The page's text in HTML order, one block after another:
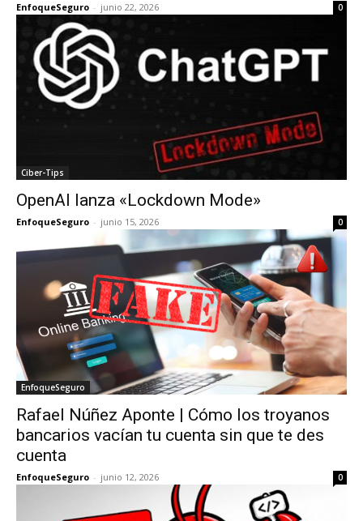
EnfoqueSeguro - junio 22, 2026 0
Ciber-Tips
OpenAI lanza «Lockdown Mode»
EnfoqueSeguro - junio 15, 2026 0
EnfoqueSeguro
Rafael Núñez Aponte | Cómo los troyanos
bancarios vacían tu cuenta sin que te des
cuenta
EnfoqueSeguro - junio 12, 2026 0